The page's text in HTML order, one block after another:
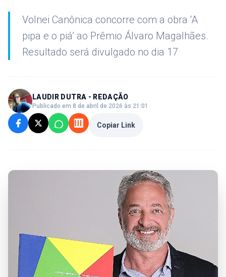
Volnei Canônica concorre com a obra ‘A
pipa e o piá’ ao Prêmio Álvaro Magalhães.
Resultado será divulgado no dia 17
LAUDIR DUTRA - REDAÇÃO
Publicado em 8 de abril de 2026 às 21:01
Copiar Link